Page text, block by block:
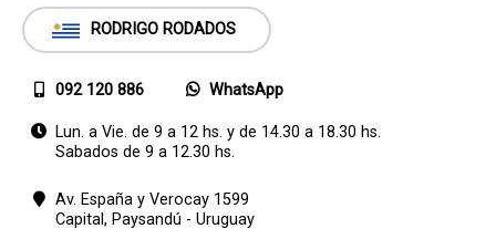
RODRIGO RODADOS
092 120 886 WhatsApp
Lun. a Vie. de 9 a 12 hs. y de 14.30 a 18.30 hs.
Sabados de 9 a 12.30 hs.
Av. España y Verocay 1599
Capital, Paysandú - Uruguay